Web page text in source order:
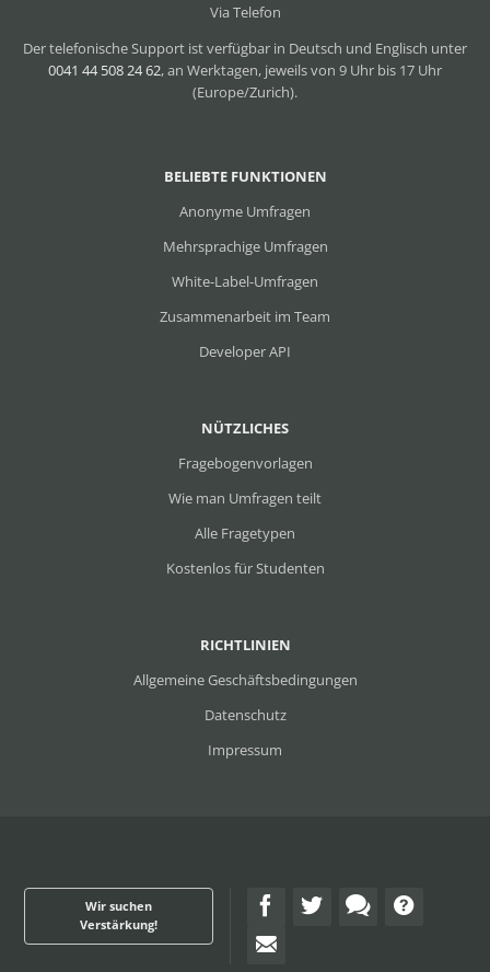
RICHTLINIEN
Allgemeine Geschäftsbedingungen
Datenschutz
Impressum
NÜTZLICHES
Fragebogenvorlagen
Wie man Umfragen teilt
Alle Fragetypen
Kostenlos für Studenten
BELIEBTE FUNKTIONEN
Anonyme Umfragen
Mehrsprachige Umfragen
White-Label-Umfragen
Zusammenarbeit im Team
Developer API
Via Telefon
Der telefonische Support ist verfügbar in Deutsch und Englisch unter
0041 44 508 24 62, an Werktagen, jeweils von 9 Uhr bis 17 Uhr
(Europe/Zurich).
Wir suchen
Verstärkung!